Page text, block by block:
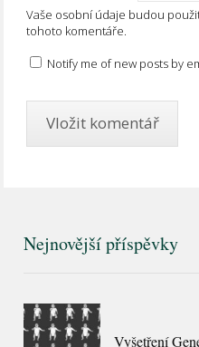
Vaše osobní údaje budou
tohoto komentáře.
Notify me of new posts by
Nejnovější příspěvky
Vyšetření